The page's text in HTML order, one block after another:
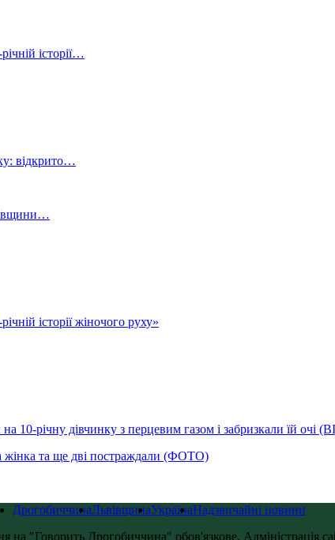
історії…
відкрито…
історії жіночого руху»
10-річну дівчинку з перцевим газом і забризкали їй очі
жінка та ще дві постраждали (ФОТО)
ДрогобиччинаЛьвівщинаУкраїнаНадзвичайні новини
"Говорить Дрогобиччина" обов'язкове. Адміністрація